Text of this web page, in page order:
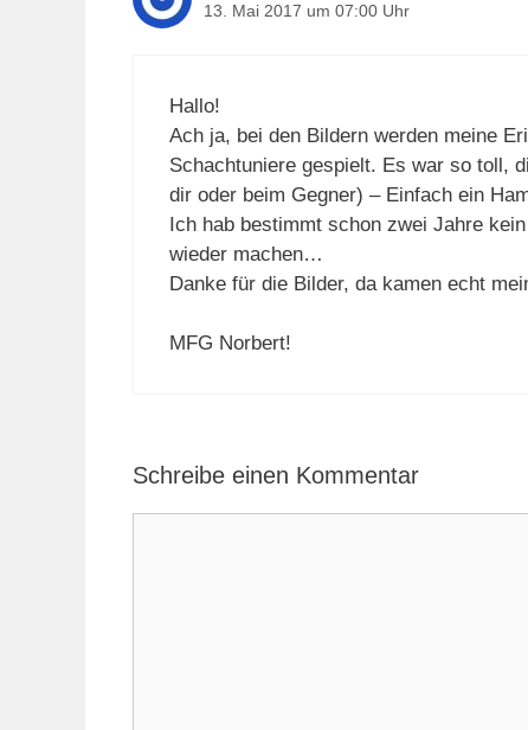
13. Mai 2017 um 07:00 Uhr
Hallo!
Ach ja, bei den Bildern werden meine
Schachtuniere gespielt. Es war so toll,
dir oder beim Gegner) – Einfach ein
Ich hab bestimmt schon zwei Jahre
wieder machen…
Danke für die Bilder, da kamen echt
MFG Norbert!
Schreibe einen Kommentar